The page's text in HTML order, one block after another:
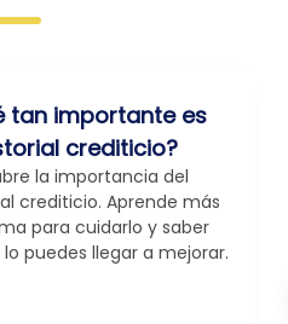
tan importante es
crediticio?
la importancia del
crediticio. Aprende más
para cuidarlo y saber
puedes llegar a mejorar.